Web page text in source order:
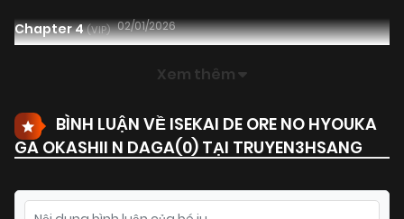
Chapter 4(VIP) 02/01/2026
Chapter 2(VIP) 02/01/2026
Xem thêm
BÌNH LUẬN VỀ ISEKAI DE ORE NO HYOUKA
GA OKASHII N DAGA(0) TẠI TRUYEN3HSANG